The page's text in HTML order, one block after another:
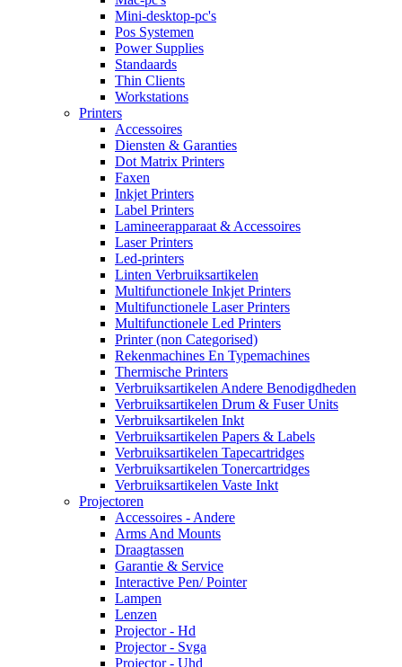
Mini-desktop-pc's
Pos Systemen
Power Supplies
Standaards
Thin Clients
Workstations
Printers
Accessoires
Diensten & Garanties
Dot Matrix Printers
Faxen
Inkjet Printers
Label Printers
Lamineerapparaat & Accessoires
Laser Printers
Led-printers
Linten Verbruiksartikelen
Multifunctionele Inkjet Printers
Multifunctionele Laser Printers
Multifunctionele Led Printers
Printer (non Categorised)
Rekenmachines En Typemachines
Thermische Printers
Verbruiksartikelen Andere Benodigdheden
Verbruiksartikelen Drum & Fuser Units
Verbruiksartikelen Inkt
Verbruiksartikelen Papers & Labels
Verbruiksartikelen Tapecartridges
Verbruiksartikelen Tonercartridges
Verbruiksartikelen Vaste Inkt
Projectoren
Accessoires - Andere
Arms And Mounts
Draagtassen
Garantie & Service
Interactive Pen/ Pointer
Lampen
Lenzen
Projector - Hd
Projector - Svga
Projector - Uhd